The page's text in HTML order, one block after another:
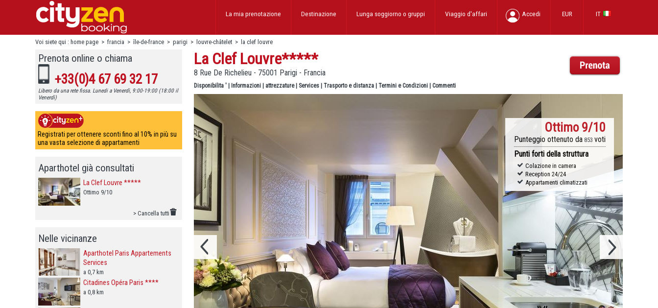
IT
EUR
Accedi
Viaggio d'affari
Lunga soggiorno o gruppi
Destinazione
La mia prenotazione
Voi siete qui : home page > francia > île-de-france > parigi > louvre-châtelet > la clef louvre
Prenota online o chiama
+33(0)4 67 69 32 17
Libero da una rete fissa. Lunedi a Venerdì, 9:00-19:00 (18:00 il
Venerdì)
Registrati per ottenere sconti fino al 10% in più su
una vasta selezione di appartamenti
Aparthotel già consultati
La Clef Louvre *****
Ottimo 9/10
> Cancella tutti
Nelle vicinanze
Aparthotel Paris Appartements
Services
a 0,7 km
Citadines Opéra Paris ****
a 0,8 km
La Clef Louvre*****
8 Rue De Richelieu - 75001 Parigi - Francia
Disponibilita ' Informazioni attrezzature| Services Trasporto e distanza Termini e Condizioni Commenti
Ottimo 9/10
Punteggio ottenuto da853 voti
Punti forti della struttura
Colazione in camera
Reception 24/24
Appartamenti climatizzati